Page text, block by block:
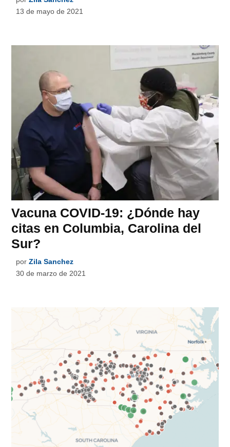
13 de mayo de 2021
Vacuna COVID-19: ¿Dónde hay
citas en Columbia, Carolina del
Sur?
por Zila Sanchez
30 de marzo de 2021